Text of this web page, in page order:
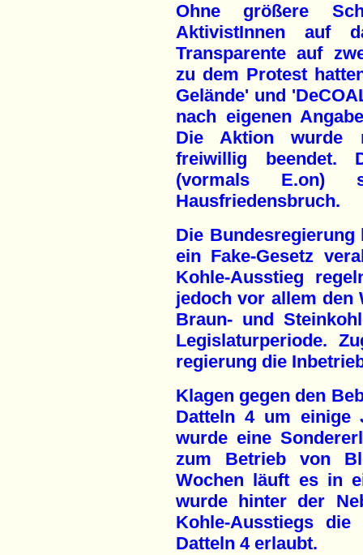
Ohne größere
AktivistInnen auf
Transparente auf
zu dem Protest
Gelände' und
nach eigenen
Die Aktion wurde
freiwillig beendet.
(vormals E.on)
Hausfriedensbruch.
Die Bundesregierung
ein Fake-Gesetz
Kohle-Ausstieg
jedoch vor allem den
Braun- und
Legislaturperiode.
regierung die
Klagen gegen den
Datteln 4 um einige
wurde eine
zum Betrieb von
Wochen läuft es in
wurde hinter der
Kohle-Ausstiegs
Datteln 4 erlaubt.